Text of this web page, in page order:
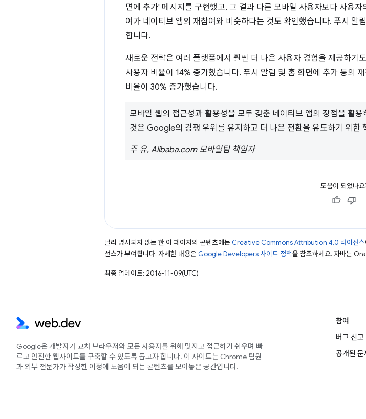
면에 추가' 메시지를 구현했고, 그 결과 다른 모바일 사용자보다 사용
여가 네이티브 앱의 재참여와 비슷하다는 것도 확인했습니다. 푸시 알
합니다.
새로운 전략은 여러 플랫폼에서 훨씬 더 나은 사용자 경험을 제공하기
사용자 비율이 14% 증가했습니다. 푸시 알림 및 홈 화면에 추가 등의
비율이 30% 증가했습니다.
모바일 웹의 접근성과 활용성을 모두 갖춘 네이티브 앱의 장점을 활
것은 Google의 경쟁 우위를 유지하고 더 나은 전환을 유도하기 위한
주 유, Alibaba.com 모바일팀 책임자
도움이 되었나요
달리 명시되지 않는 한 이 페이지의 콘텐츠에는 Creative Commons Attribution 4.0 라이선스
선스가 부여됩니다. 자세한 내용은 Google Developers 사이트 정책을 참조하세요. 자바는
최종 업데이트: 2016-11-09(UTC)
Google은 개발자가 교차 브라우저와 모든 사용자를 위해 멋지고 접근하기 쉬우며 빠
르고 안전한 웹사이트를 구축할 수 있도록 돕고자 합니다. 이 사이트는 Chrome 팀원
과 외부 전문가가 작성한 여정에 도움이 되는 콘텐츠를 모아놓은 공간입니다.
참여
버그 신고
공개된 문